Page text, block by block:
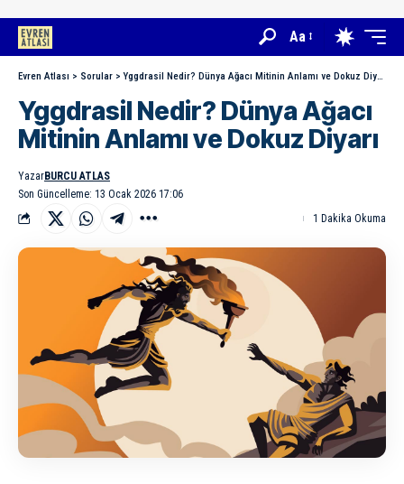
Aa
Evren Atlası > Sorular >Yggdrasil Nedir? Dünya Ağacı Mitinin Anlamı ve Dokuz Diyarı
Yggdrasil Nedir? Dünya Ağacı
Mitinin Anlamı ve Dokuz Diyarı
Son Güncelleme: 13 Ocak 2026 17:06
YazarBURCU ATLAS
1 Dakika Okuma